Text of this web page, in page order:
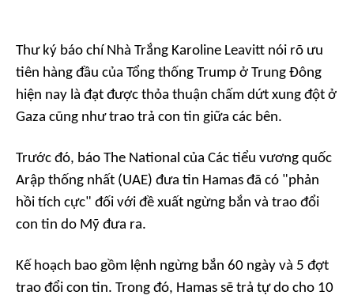
Thư ký báo chí Nhà Trắng Karoline Leavitt nói rõ ưu
tiên hàng đầu của Tổng thống Trump ở Trung Đông
hiện nay là đạt được thỏa thuận chấm dứt xung đột ở
Gaza cũng như trao trả con tin giữa các bên.
Trước đó, báo The National của Các tiểu vương quốc
Arập thống nhất (UAE) đưa tin Hamas đã có "phản
hồi tích cực" đối với đề xuất ngừng bắn và trao đổi
con tin do Mỹ đưa ra.
Kế hoạch bao gồm lệnh ngừng bắn 60 ngày và 5 đợt
trao đổi con tin. Trong đó, Hamas sẽ trả tự do cho 10